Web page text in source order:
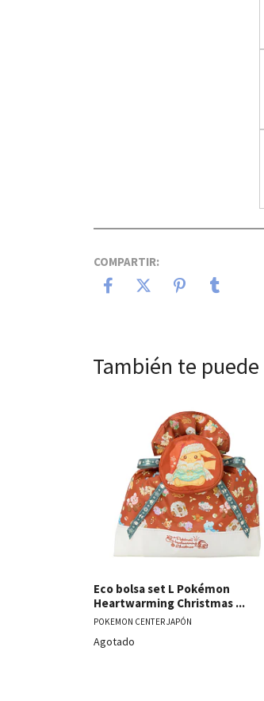
COMPARTIR:
También te
Ver detalles
Eco bolsa set L Pokémon
Heartwarming Christmas ...
POKEMON CENTER JAPÓN
Agotado